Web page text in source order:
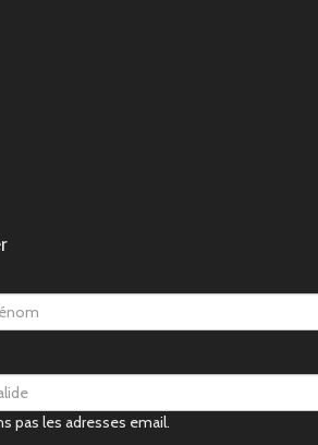
pas les adresses email.